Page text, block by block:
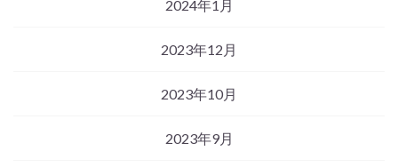
2024年1月
2023年12月
2023年10月
2023年9月